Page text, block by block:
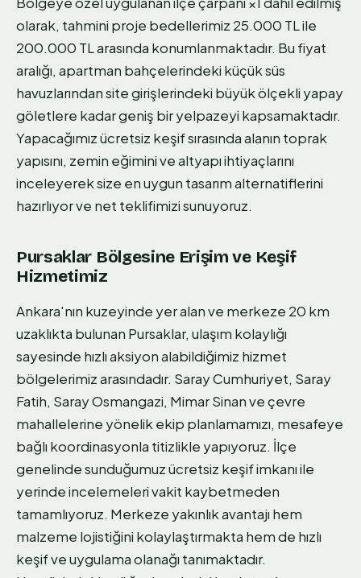
olarak, tahmini proje bedellerimiz 25.000 TL ile
200.000 TL arasında konumlanmaktadır. Bu fiyat
aralığı, apartman bahçelerindeki küçük süs
havuzlarından site girişlerindeki büyük ölçekli yapay
göletlere kadar geniş bir yelpazeyi kapsamaktadır.
Yapacağımız ücretsiz keşif sırasında alanın toprak
yapısını, zemin eğimini ve altyapı ihtiyaçlarını
inceleyerek size en uygun tasarım alternatiflerini
hazırlıyor ve net teklifimizi sunuyoruz.
Pursaklar Bölgesine Erişim ve Keşif
Hizmetimiz
Ankara'nın kuzeyinde yer alan ve merkeze 20 km
uzaklıkta bulunan Pursaklar, ulaşım kolaylığı
sayesinde hızlı aksiyon alabildiğimiz hizmet
bölgelerimiz arasındadır. Saray Cumhuriyet, Saray
Fatih, Saray Osmangazi, Mimar Sinan ve çevre
mahallelerine yönelik ekip planlamamızı, mesafeye
bağlı koordinasyonla titizlikle yapıyoruz. İlçe
genelinde sunduğumuz ücretsiz keşif imkanı ile
yerinde incelemeleri vakit kaybetmeden
tamamlıyoruz. Merkeze yakınlık avantajı hem
malzeme lojistiğini kolaylaştırmakta hem de hızlı
keşif ve uygulama olanağı tanımaktadır.